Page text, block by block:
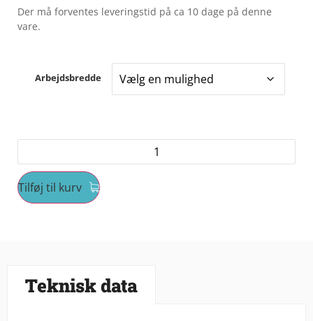
Der må forventes leveringstid på ca 10 dage på denne
vare.
Arbejdsbredde
Tilføj til kurv
Teknisk data